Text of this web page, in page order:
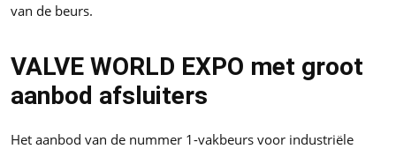
van de beurs.
VALVE WORLD EXPO met groot
aanbod afsluiters
Het aanbod van de nummer 1-vakbeurs voor industriële